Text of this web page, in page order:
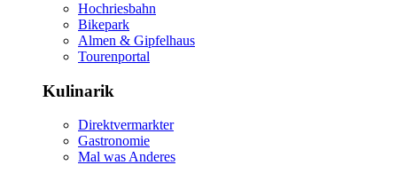
Hochriesbahn
Bikepark
Almen & Gipfelhaus
Tourenportal
Kulinarik
Direktvermarkter
Gastronomie
Mal was Anderes